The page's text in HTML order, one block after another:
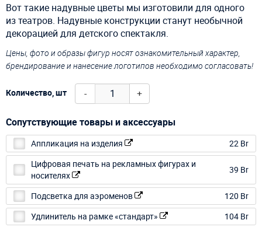
Вот такие надувные цветы мы изготовили для одного
из театров. Надувные конструкции станут необычной
декорацией для детского спектакля.
Цены, фото и образы фигур носят ознакомительный характер,
брендирование и нанесение логотипов необходимо согласовать!
Количество, шт - +
Сопутствующие товары и аксессуары
Аппликация на изделия
22 Br
Цифровая печать на рекламных фигурах и
носителях
39 Br
Подсветка для аэроменов
120 Br
Удлинитель на рамке «стандарт»
104 Br